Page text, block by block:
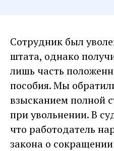
Сотрудник был
штата, однако
лишь часть
пособия. Мы
взысканием полной
при увольнении. В
что работодатель
закона о